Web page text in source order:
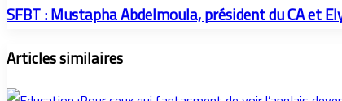
SFBT : Mustapha Abdelmoula, président du CA et
Articles similaires